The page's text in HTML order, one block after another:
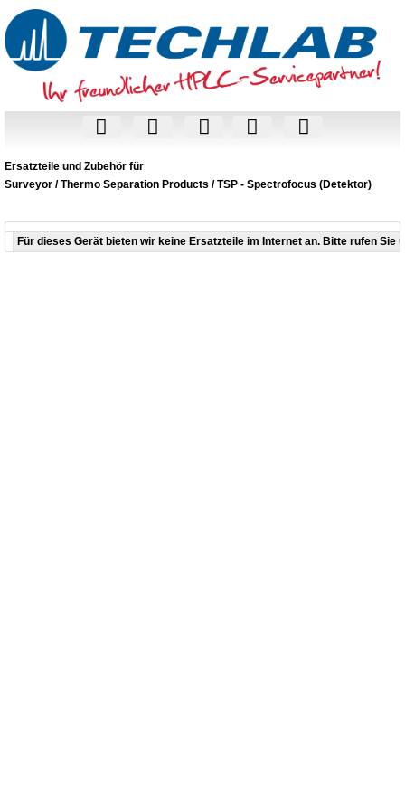
Ersatzteile und Zubehör für
Surveyor / Thermo Separation Products / TSP - Spectrofocus (Detektor)
Für dieses Gerät bieten wir keine Ersatzteile im Internet an. Bitte rufen Sie